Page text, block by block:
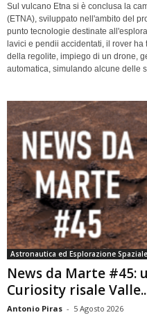
Sul vulcano Etna si è conclusa la
(ETNA), sviluppato nell'ambito del
punto tecnologie destinate
lavici e pendii accidentati, il rover
della regolite, impiego di un drone,
automatica, simulando alcune delle
Astronautica ed Esplorazione Spaziale
News da Marte #45:
Curiosity risale
Antonio Piras - 5 Agosto 2026